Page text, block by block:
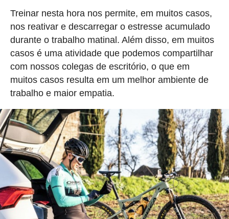
Treinar nesta hora nos permite, em muitos casos,
nos reativar e descarregar o estresse acumulado
durante o trabalho matinal. Além disso, em muitos
casos é uma atividade que podemos compartilhar
com nossos colegas de escritório, o que em
muitos casos resulta em um melhor ambiente de
trabalho e maior empatia.